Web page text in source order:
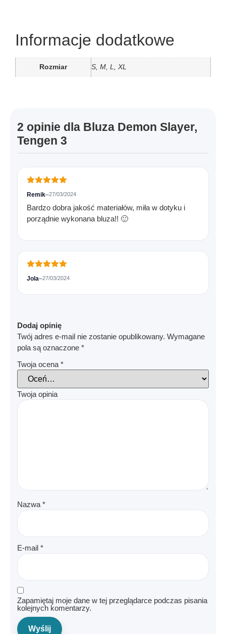
Informacje dodatkowe
Rozmiar S, M, L, XL
2 opinie dla Bluza Demon Slayer,
Tengen 3
Oceniono5
na 5
Remik–27/03/2024
Bardzo dobra jakość materiałów, miła w dotyku i
porządnie wykonana bluza!! 🙂
Oceniono5
na 5
Jola–27/03/2024
Dodaj opinię
Twój adres e-mail nie zostanie opublikowany. Wymagane
pola są oznaczone *
Twoja ocena *
Twoja opinia
Nazwa *
E-mail *
Zapamiętaj moje dane w tej przeglądarce podczas pisania
kolejnych komentarzy.